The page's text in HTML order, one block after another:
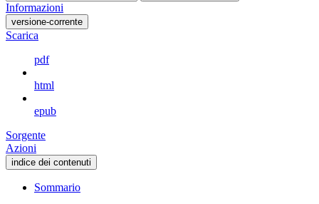
Informazioni
versione-corrente
Scarica
pdf
html
epub
Sorgente
Azioni
indice dei contenuti
Sommario